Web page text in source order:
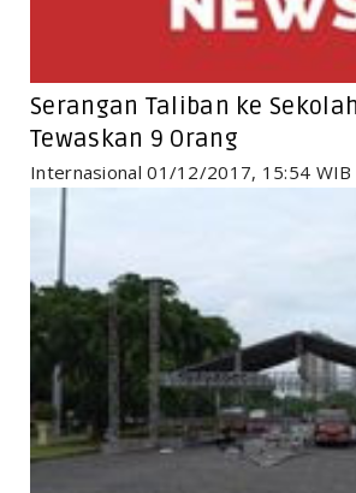
Serangan Taliban ke
Tewaskan 9 Orang
Internasional 01/12/2017, 15:54 WIB